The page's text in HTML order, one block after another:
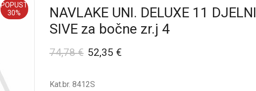
POPUST
30%
NAVLAKE UNI. DELUXE 11 DJELNI
SIVE za bočne zr.j 4
74,78€ 52,35 €
Kat.br. 8412S